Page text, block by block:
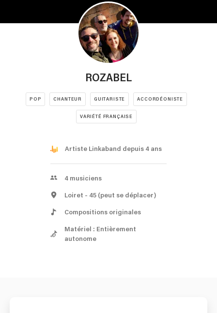
ROZABEL
POP CHANTEUR GUITARISTE ACCORDÉONISTE
VARIÉTÉ FRANÇAISE
Artiste Linkaband depuis 4 ans
4 musiciens
Loiret - 45 (peut se déplacer)
Compositions originales
Matériel : Entièrement
autonome